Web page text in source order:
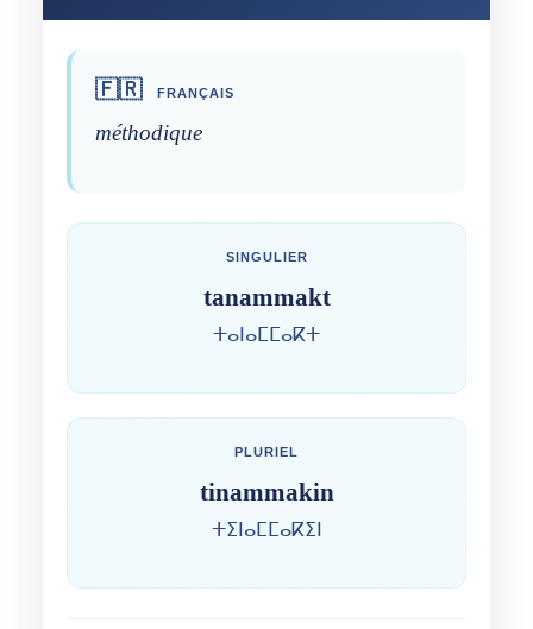
🇫🇷 FRANÇAIS
méthodique
SINGULIER
tanammakt
ⵜⴰⵏⴰⵎⵎⴰⴽⵜ
PLURIEL
tinammakin
ⵜⵉⵏⴰⵎⵎⴰⴽⵉⵏ